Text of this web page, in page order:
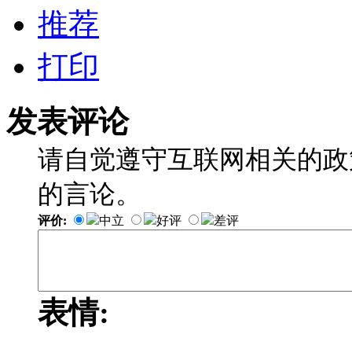
推荐
打印
发表评论
请自觉遵守互联网相关的
的言论。
评价: 中立 好评 差评
表情: